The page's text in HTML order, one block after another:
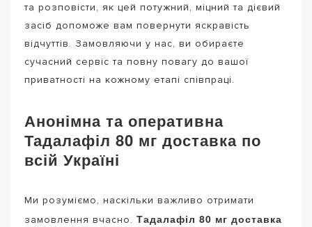
та розповісти, як цей потужний, міцний та дієвий
засіб допоможе вам повернути яскравість
відчуттів. Замовляючи у нас, ви обираєте
сучасний сервіс та повну повагу до вашої
приватності на кожному етапі співпраці.
Анонімна та оперативна
Тадалафіл 80 мг доставка по
всій Україні
Ми розуміємо, наскільки важливо отримати
замовлення вчасно. Тадалафіл 80 мг доставка